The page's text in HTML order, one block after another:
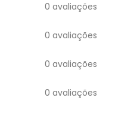
0 avaliações
0 avaliações
0 avaliações
0 avaliações